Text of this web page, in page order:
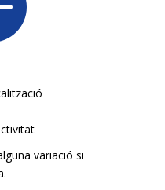
variació si